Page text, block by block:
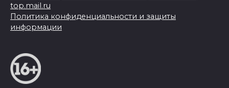
top.mail.ru
Политика конфиденциальности и защиты
информации